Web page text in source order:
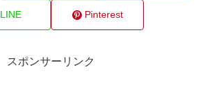
LINE Pinterest
スポンサーリンク